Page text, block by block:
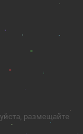
размещайте